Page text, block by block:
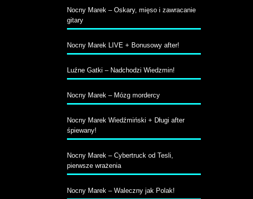
Nocny Marek – Oskary, mięso i zawracanie
gitary
Nocny Marek LIVE + Bonusowy after!
Luźne Gatki – Nadchodzi Wiedzmin!
Nocny Marek – Mózg mordercy
Nocny Marek Wiedźmiński + Długi after
śpiewany!
Nocny Marek – Cybertruck od Tesli,
pierwsze wrażenia
Nocny Marek – Waleczny jak Polak!